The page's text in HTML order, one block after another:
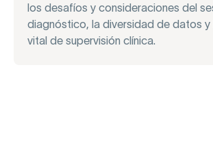
los desafíos y consideraciones del
diagnóstico, la diversidad de datos y
vital de supervisión clínica.